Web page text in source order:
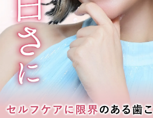
セルフケアに限界のある歯こ